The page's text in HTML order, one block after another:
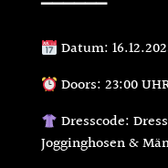
▔▔▔▔▔▔
Datum:
Doors: 23:00
Dresscode:
Jogginghosen &